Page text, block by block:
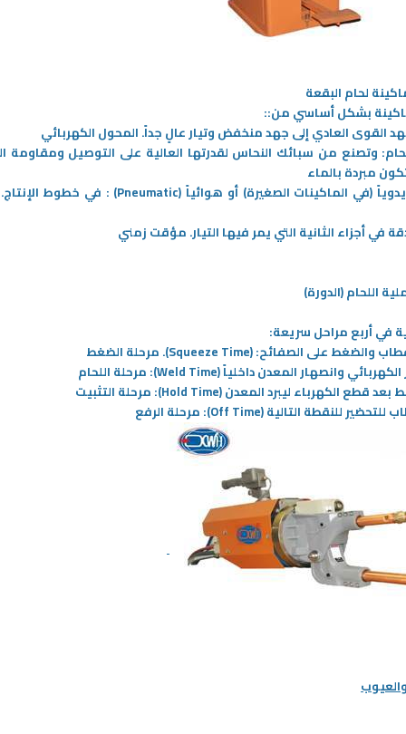
وضغوط نفسية متزايدة، تبرز
كواحدة من أكثر الاستجابات
الاصطناعي في حماية
في التطبيقات ذات الطابع
حيث لم يقتصر استخدامه في
على معرفة كمية
المتوقع الطلب عليها
09‏/04‏/2026
خيارات الطعام غير التقليدية (حشرات
صالحة للأكل ولحم مزروع في المختبر)
يتطور العلم فيتطور الغذاء ومع ازدياد
مستدامة ومبتكرة،
المزيد
لحام البقعة
بشكل أساسي من::
القوى العادي إلى جهد منخفض وتيار عالٍ جداً. المحول الكهربائي
وتصنع من سبائك النحاس لقدرتها العالية على التوصيل ومقاومة
مبردة بالماء
(في الماكينات الصغيرة) أو هوائياً(Pneumatic) : في خطوط الإنتاج.
في أجزاء الثانية التي يمر فيها التيار. مؤقت زمني
اللحام (الدورة)
في أربع مراحل سريعة:
والضغط على الصفائح: (Squeeze Time). مرحلة الضغط
الكهربائي وانصهار المعدن داخلياً(Weld Time):
مرحلة اللحام
بعد قطع الكهرباء ليبرد المعدن(Hold Time):
مرحلة التثبيت
للتحضير للنقطة التالية(Off Time): مرحلة الرفع